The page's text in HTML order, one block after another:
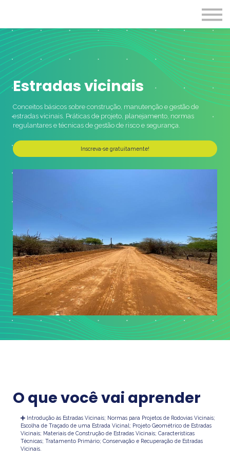
Cursos
Entrar
Estradas vicinais
Conceitos básicos sobre construção, manutenção e gestão de
estradas vicinais. Práticas de projeto, planejamento, normas
regulantares e técnicas de gestão de risco e segurança.
Inscreva-se gratuitamente!
O que você vai aprender
Introdução às Estradas Vicinais; Normas para Projetos de Rodovias Vicinais;
Escolha de Traçado de uma Estrada Vicinal; Projeto Geométrico de Estradas
Vicinais; Materiais de Construção de Estradas Vicinais; Características
Técnicas; Tratamento Primário; Conservação e Recuperação de Estradas
Vicinais.